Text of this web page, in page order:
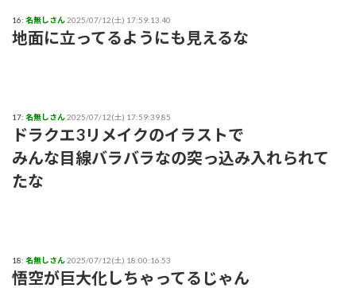
16: 名無しさん2025/07/12(土) 17:59:13.40
地面に立ってるようにも見えるな
17: 名無しさん2025/07/12(土) 17:59:39.85
ドラクエ3リメイクのイラストで
みんな目線バラバラなの突っ込み入れられて
たな
18: 名無しさん2025/07/12(土) 18:00:16.53
悟空が巨大化しちゃってるじゃん